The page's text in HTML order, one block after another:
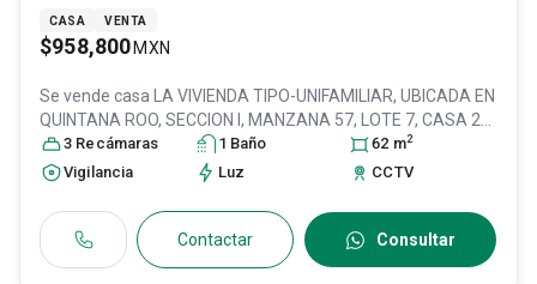
CASA VENTA
$958,800 MXN
Se vende casa
LA VIVIENDA TIPO-UNIFAMILIAR, UBICADA EN
QUINTANA ROO, SECCION I, MANZANA 57, LOTE 7, CASA 24,
DE C, Col. Central de Abastos,Tultitlán , México, México
54910, ID:31080545
3 Recámaras 1 Baño 62 m2
Vigilancia Luz CCTV
Contactar Consultar